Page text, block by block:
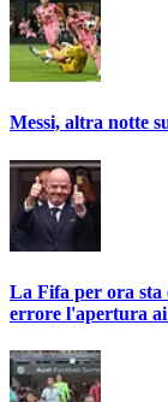
Messi, altra notte
La Fifa per ora sta
errore l'apertura